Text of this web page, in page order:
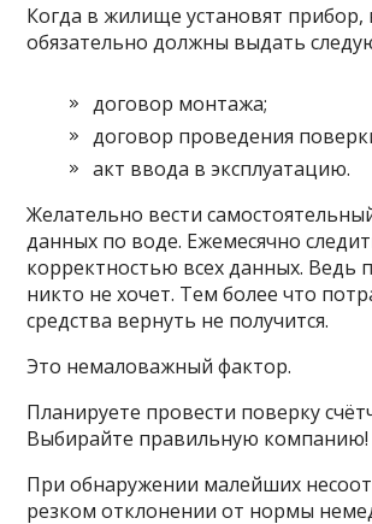
Когда в жилище установят прибор,
обязательно должны выдать
договор монтажа;
договор проведения
акт ввода в эксплуатацию.
Желательно вести
данных по воде. Ежемесячно
корректностью всех данных. Ведь
никто не хочет. Тем более что
средства вернуть не получится.
Это немаловажный фактор.
Планируете провести поверку
Выбирайте правильную компанию!
При обнаружении малейших
резком отклонении от нормы